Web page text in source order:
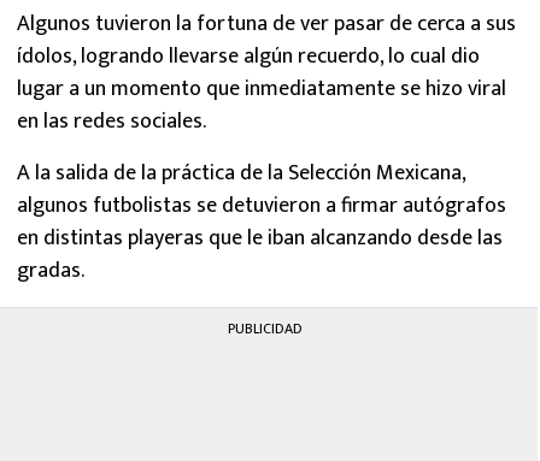
Algunos tuvieron la fortuna de ver pasar de cerca a sus
ídolos, logrando llevarse algún recuerdo, lo cual dio
lugar a un momento que inmediatamente se hizo viral
en las redes sociales.
A la salida de la práctica de la Selección Mexicana,
algunos futbolistas se detuvieron a firmar autógrafos
en distintas playeras que le iban alcanzando desde las
gradas.
PUBLICIDAD